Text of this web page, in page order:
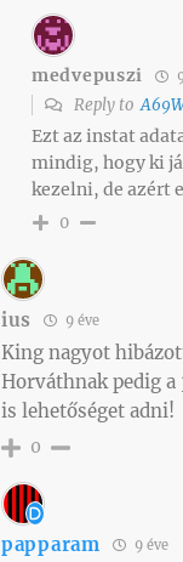
medvepuszi
Reply to
Ezt az instat
mindig, hogy ki
kezelni, de azért
0
ius 9 éve
King nagyot
Horváthnak pedig
is lehetőséget adni!
0
papparam 9 éve